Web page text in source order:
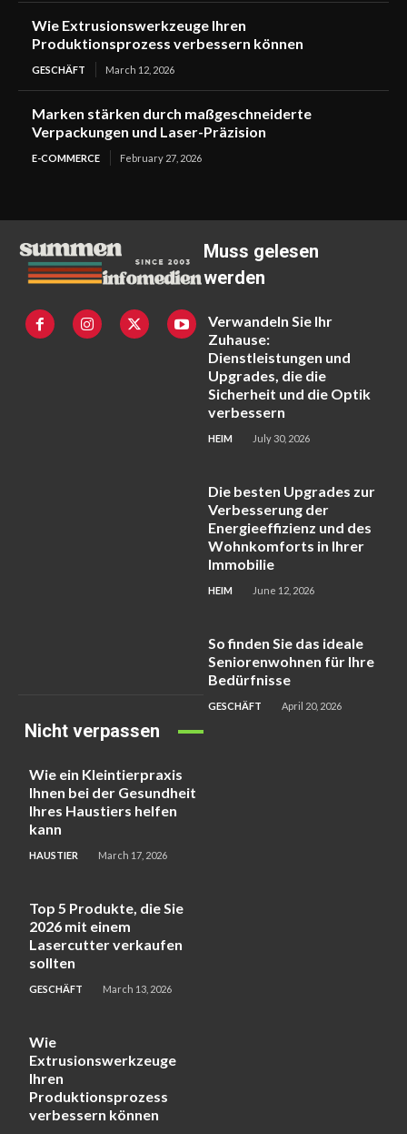
Wie Extrusionswerkzeuge Ihren
Produktionsprozess verbessern können
GESCHÄFT March 12, 2026
Marken stärken durch maßgeschneiderte
Verpackungen und Laser-Präzision
E-COMMERCE February 27, 2026
Muss gelesen
werden
Verwandeln Sie Ihr
Zuhause:
Dienstleistungen und
Upgrades, die die
Sicherheit und die Optik
verbessern
HEIM July 30, 2026
Die besten Upgrades zur
Verbesserung der
Energieeffizienz und des
Wohnkomforts in Ihrer
Immobilie
HEIM June 12, 2026
So finden Sie das ideale
Seniorenwohnen für Ihre
Bedürfnisse
GESCHÄFT April 20, 2026
Nicht verpassen
Wie ein Kleintierpraxis
Ihnen bei der Gesundheit
Ihres Haustiers helfen
kann
HAUSTIER March 17, 2026
Top 5 Produkte, die Sie
2026 mit einem
Lasercutter verkaufen
sollten
GESCHÄFT March 13, 2026
Wie
Extrusionswerkzeuge
Ihren
Produktionsprozess
verbessern können